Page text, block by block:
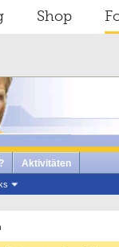
Shop
Aktivitäten